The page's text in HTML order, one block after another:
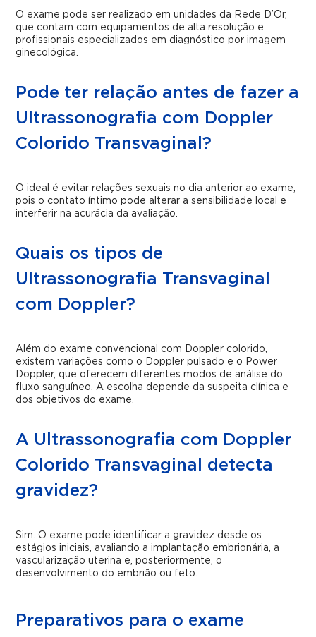
O exame pode ser realizado em unidades da Rede D’Or,
que contam com equipamentos de alta resolução e
profissionais especializados em diagnóstico por imagem
ginecológica.
Pode ter relação antes de fazer a
Ultrassonografia com Doppler
Colorido Transvaginal?
O ideal é evitar relações sexuais no dia anterior ao exame,
pois o contato íntimo pode alterar a sensibilidade local e
interferir na acurácia da avaliação.
Quais os tipos de
Ultrassonografia Transvaginal
com Doppler?
Além do exame convencional com Doppler colorido,
existem variações como o Doppler pulsado e o Power
Doppler, que oferecem diferentes modos de análise do
fluxo sanguíneo. A escolha depende da suspeita clínica e
dos objetivos do exame.
A Ultrassonografia com Doppler
Colorido Transvaginal detecta
gravidez?
Sim. O exame pode identificar a gravidez desde os
estágios iniciais, avaliando a implantação embrionária, a
vascularização uterina e, posteriormente, o
desenvolvimento do embrião ou feto.
Preparativos para o exame